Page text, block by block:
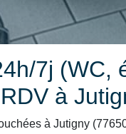
7j (WC,
à
à Jutigny